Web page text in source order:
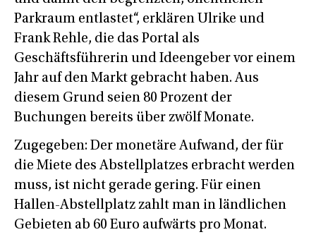
Parkraum entlastet“, erklären Ulrike und
Frank Rehle, die das Portal als
Geschäftsführerin und Ideengeber vor einem
Jahr auf den Markt gebracht haben. Aus
diesem Grund seien 80 Prozent der
Buchungen bereits über zwölf Monate.
Zugegeben: Der monetäre Aufwand, der für
die Miete des Abstellplatzes erbracht werden
muss, ist nicht gerade gering. Für einen
Hallen-Abstellplatz zahlt man in ländlichen
Gebieten ab 60 Euro aufwärts pro Monat.